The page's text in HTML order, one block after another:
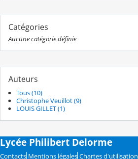
Catégories
Aucune catégorie définie
Auteurs
Tous (10)
Christophe Veuillot (9)
LOUIS GILLET (1)
Lycée Philibert Delorme
Contacts Mentions légales Chartes d'utilisation